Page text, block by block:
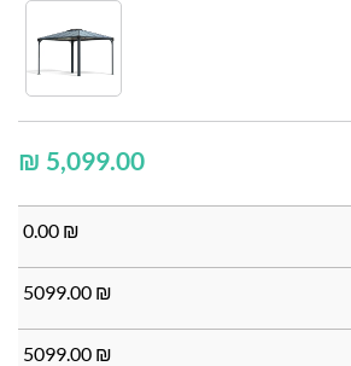
₪
₪
0.00
₪
5099.00
₪
5099.00